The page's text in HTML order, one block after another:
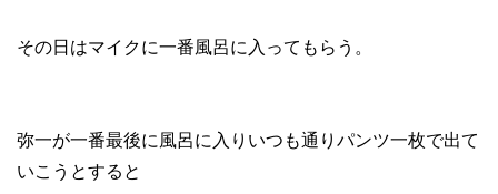
その日はマイクに一番風呂に入ってもらう。
弥一が一番最後に風呂に入りいつも通りパンツ一枚で出て
いこうとすると